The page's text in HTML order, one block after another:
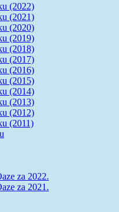
(2022)
(2021)
(2020)
(2019)
(2018)
(2017)
(2016)
(2015)
(2014)
(2013)
(2012)
(2011)
za 2022.
za 2021.